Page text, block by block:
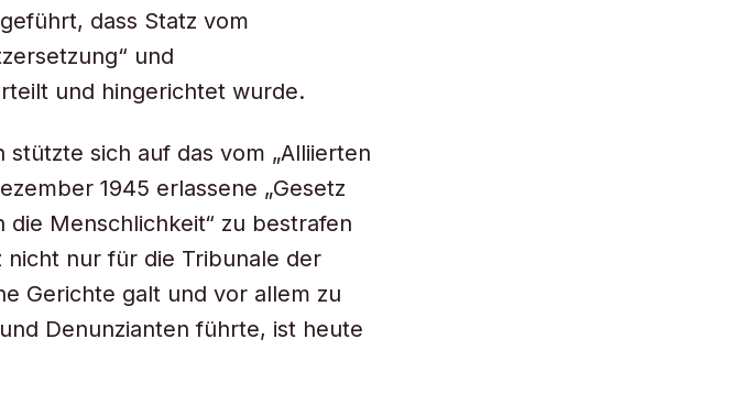
dass Statz vom
und
und hingerichtet wurde.
sich auf das vom „Alliierten
1945 erlassene „Gesetz
die Menschlichkeit“ zu bestrafen
nicht nur für die Tribunale der
Gerichte galt und vor allem zu
Denunzianten führte, ist heute